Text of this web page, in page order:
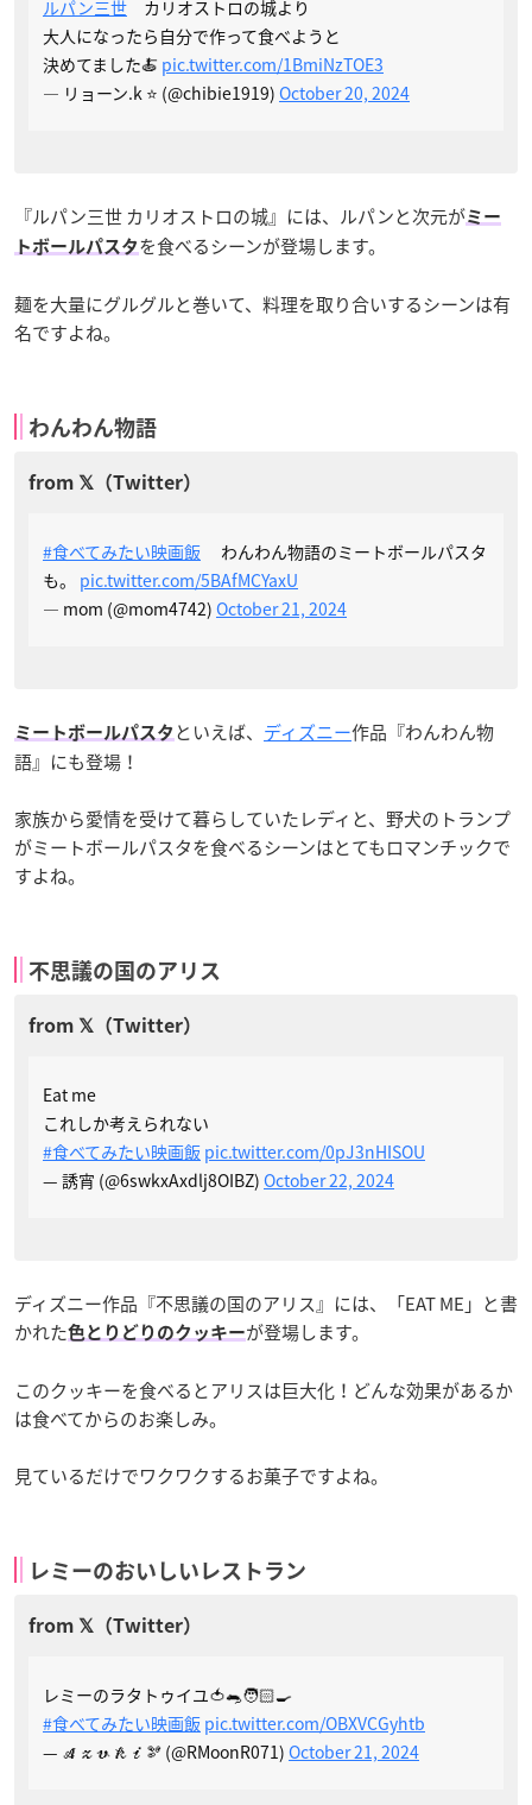
ルパン三世 カリオストロの城より
大人になったら自分で作って食べようと
決めてました🍝 pic.twitter.com/1BmiNzTOE3
— リョーン.k ⭐️ (@chibie1919) October 20, 2024
『ルパン三世 カリオストロの城』には、ルパンと次元がミー
トボールパスタ を食べるシーンが登場します。
麺を大量にグルグルと巻いて、料理を取り合いするシーンは有
名ですよね。
わんわん物語
#食べてみたい映画飯 わんわん物語のミートボールパスタ
も。 pic.twitter.com/5BAfMCYaxU
— mom (@mom4742) October 21, 2024
ミートボールパスタ といえば、 ディズニー作品『わんわん物
語』にも登場！
家族から愛情を受けて暮らしていたレディと、野犬のトランプ
がミートボールパスタを食べるシーンはとてもロマンチックで
すよね。
不思議の国のアリス
Eat me
これしか考えられない
#食べてみたい映画飯 pic.twitter.com/0pJ3nHISOU
— 誘宵 (@6swkxAxdlj8OIBZ) October 22, 2024
ディズニー作品『不思議の国のアリス』には、「EAT ME」と書
かれた色とりどりのクッキーが登場します。
このクッキーを食べるとアリスは巨大化！どんな効果があるか
は食べてからのお楽しみ。
見ているだけでワクワクするお菓子ですよね。
レミーのおいしいレストラン
レミーのラタトゥイユ🍅🐀🧑🏻‍🍳
#食べてみたい映画飯 pic.twitter.com/OBXVCGyhtb
— 𝒜𝓏𝓋𝓀𝒾🫘 (@RMoonR071) October 21, 2024